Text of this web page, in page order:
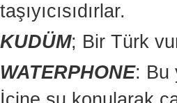
taşıyıcısıdırlar.
KUDÜM; Bir Türk
WATERPHONE: Bu